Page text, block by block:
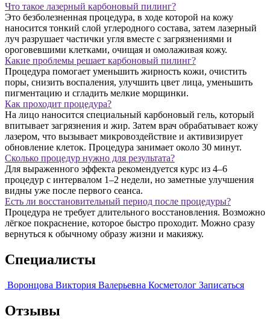
Что такое лазерный карбоновый пилинг?
Это безболезненная процедура, в ходе которой на кожу
наносится тонкий слой углеродного состава, затем лазерный
луч разрушает частички угля вместе с загрязнениями и
ороговевшими клетками, очищая и омолаживая кожу.
Какие проблемы решает карбоновый пилинг?
Процедура помогает уменьшить жирность кожи, очистить
поры, снизить воспаления, улучшить цвет лица, уменьшить
пигментацию и сгладить мелкие морщинки.
Как проходит процедура?
На лицо наносится специальный карбоновый гель, который
впитывает загрязнения и жир. Затем врач обрабатывает кожу
лазером, что вызывает микровоздействие и активизирует
обновление клеток. Процедура занимает около 30 минут.
Сколько процедур нужно для результата?
Для выраженного эффекта рекомендуется курс из 4–6
процедур с интервалом 1–2 недели, но заметные улучшения
видны уже после первого сеанса.
Есть ли восстановительный период после процедуры?
Процедура не требует длительного восстановления. Возможно
лёгкое покраснение, которое быстро проходит. Можно сразу
вернуться к обычному образу жизни и макияжу.
Специалисты
Воронцова Виктория Валерьевна Косметолог Записаться
Отзывы